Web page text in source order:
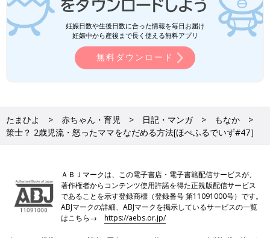
妊娠日数や生後日数に合った情報を毎日お届け
妊娠中から産後まで長く使える無料アプリ
無料ダウンロード
たまひよ 赤ちゃん・育児 日記・マンガ
もなか
策士？ 2歳児流・怒ったママをなだめる方法[ほぺふるでいず#47］
ＡＢＪマークは、この電子書店・電子書籍配信サービスが、
著作権者からコンテンツ使用許諾を得た正規版配信サービス
であることを示す登録商標（登録番号 第11091000号）です。
ABJマークの詳細、ABJマークを掲示しているサービスの一覧
はこちら→https://aebs.or.jp/